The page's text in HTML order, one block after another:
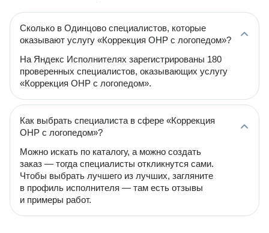
Сколько в Одинцово специалистов, которые
оказывают услугу «Коррекция ОНР с логопедом»?
На Яндекс Исполнителях зарегистрированы 180
проверенных специалистов, оказывающих услугу
«Коррекция ОНР с логопедом».
Как выбрать специалиста в сфере «Коррекция
ОНР с логопедом»?
Можно искать по каталогу, а можно создать
заказ — тогда специалисты откликнутся сами.
Чтобы выбрать лучшего из лучших, загляните
в профиль исполнителя — там есть отзывы
и примеры работ.